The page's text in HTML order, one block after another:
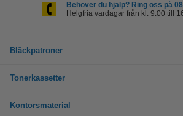
Behöver du hjälp? Ring oss på
Helgfria vardagar från kl. 9:00 till
Bläckpatroner
Tonerkassetter
Kontorsmaterial